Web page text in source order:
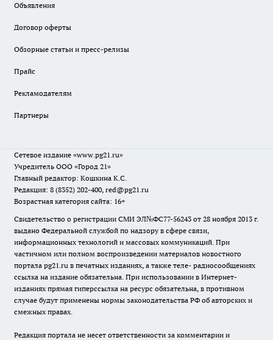
Объявления
Договор оферты
Обзорные статьи и пресс-релизы
Прайс
Рекламодателям
Партнеры
Сетевое издание «www.pg21.ru»
Учредитель ООО «Город 21»
Главный редактор: Кошкина К.С.
Редакция: 8 (8352) 202-400, red@pg21.ru
Возрастная категория сайта: 16+
Свидетельство о регистрации СМИ ЭЛ№ФС77-56243 от 28 ноября 2013 г.
выдано Федеральной службой по надзору в сфере связи,
информационных технологий и массовых коммуникаций. При
частичном или полном воспроизведении материалов новостного
портала pg21.ru в печатных изданиях, а также теле- радиосообщениях
ссылка на издание обязательна. При использовании в Интернет-
изданиях прямая гиперссылка на ресурс обязательна, в противном
случае будут применены нормы законодательства РФ об авторских и
смежных правах.
Редакция портала не несет ответственности за комментарии и